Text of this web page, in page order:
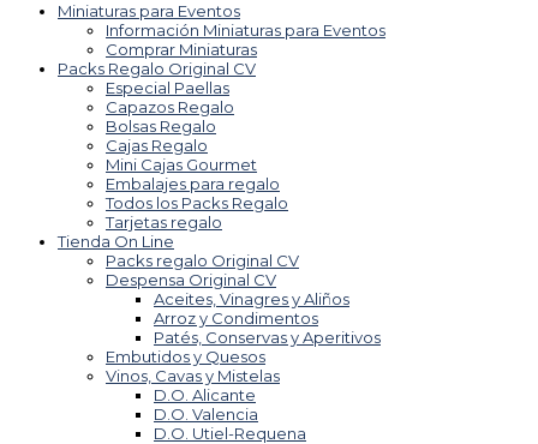
Miniaturas para Eventos
Información Miniaturas para Eventos
Comprar Miniaturas
Packs Regalo Original CV
Especial Paellas
Capazos Regalo
Bolsas Regalo
Cajas Regalo
Mini Cajas Gourmet
Embalajes para regalo
Todos los Packs Regalo
Tarjetas regalo
Tienda On Line
Packs regalo Original CV
Despensa Original CV
Aceites, Vinagres y Aliños
Arroz y Condimentos
Patés, Conservas y Aperitivos
Embutidos y Quesos
Vinos, Cavas y Mistelas
D.O. Alicante
D.O. Valencia
D.O. Utiel-Requena